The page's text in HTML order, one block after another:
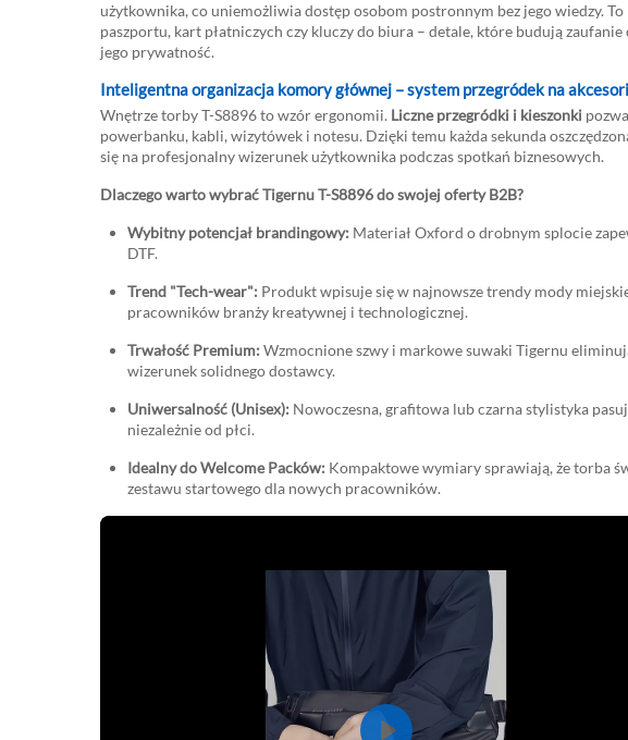
użytkownika, co uniemożliwia dostęp osobom postronnym bez jego wiedzy.
paszportu, kart płatniczych czy kluczy do biura – detale, które budują
jego prywatność.
Inteligentna organizacja komory głównej – system przegródek na
Wnętrze torby T-S8896 to wzór ergonomii. Liczne przegródki i kieszonki
powerbanku, kabli, wizytówek i notesu. Dzięki temu każda sekunda
się na profesjonalny wizerunek użytkownika podczas spotkań biznesowych.
Dlaczego warto wybrać Tigernu T-S8896 do swojej oferty B2B?
Wybitny potencjał brandingowy: Materiał Oxford o drobnym splocie
DTF.
Trend "Tech-wear": Produkt wpisuje się w najnowsze trendy mody
pracowników branży kreatywnej i technologicznej.
Trwałość Premium: Wzmocnione szwy i markowe suwaki Tigernu
wizerunek solidnego dostawcy.
Uniwersalność (Unisex): Nowoczesna, grafitowa lub czarna stylistyka
niezależnie od płci.
Idealny do Welcome Packów: Kompaktowe wymiary sprawiają, że torba
zestawu startowego dla nowych pracowników.